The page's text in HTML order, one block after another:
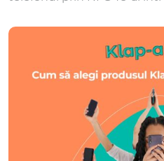
funcție? De la plăți rapide
conectarea cu alte
fișiere, NFC-ul este deja o
viața de […]